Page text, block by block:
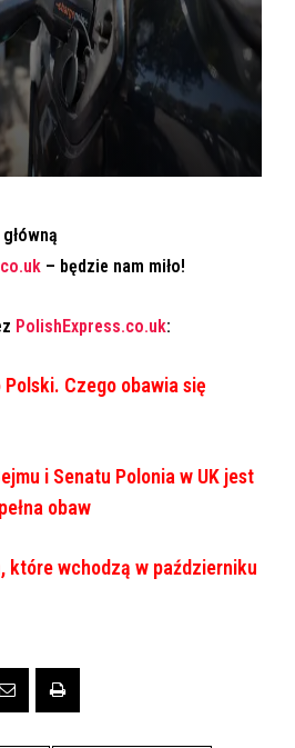
– będzie nam miło!
PolishExpress.co.uk:
Czego obawia się
i Senatu Polonia w UK jest
obaw
które wchodzą w październiku